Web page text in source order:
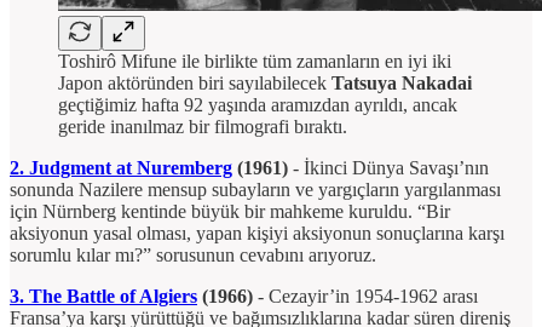
Toshirô Mifune ile birlikte tüm zamanların en iyi iki
Japon aktöründen biri sayılabilecek Tatsuya Nakadai
geçtiğimiz hafta 92 yaşında aramızdan ayrıldı, ancak
geride inanılmaz bir filmografi bıraktı.
2. Judgment at Nuremberg (1961) - İkinci Dünya Savaşı’nın
sonunda Nazilere mensup subayların ve yargıçların yargılanması
için Nürnberg kentinde büyük bir mahkeme kuruldu. “Bir
aksiyonun yasal olması, yapan kişiyi aksiyonun sonuçlarına karşı
sorumlu kılar mı?” sorusunun cevabını arıyoruz.
3. The Battle of Algiers (1966) - Cezayir’in 1954-1962 arası
Fransa’ya karşı yürüttüğü ve bağımsızlıklarına kadar süren direniş